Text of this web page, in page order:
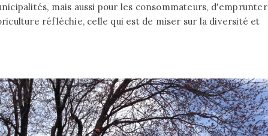
mais aussi pour les consommateurs, d'emprunter
réfléchie, celle qui est de miser sur la diversité et